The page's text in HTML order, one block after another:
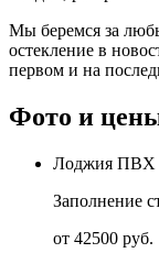
Мы беремся за
остекление в
первом и на
Фото и
Лоджия ПВХ
Заполнение
от 42500 руб.